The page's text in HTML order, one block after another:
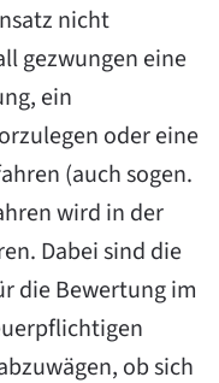
nicht
gezwungen eine
ein
oder eine
(auch sogen.
wird in der
Dabei sind die
die Bewertung im
ob sich